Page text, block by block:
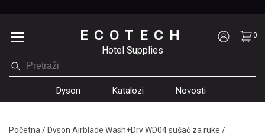
Dyson Katalozi Novosti
ECOTECH
Hotel Supplies
0
Početna /Dyson Airblade Wash+Dry WD04 sušač za ruke /